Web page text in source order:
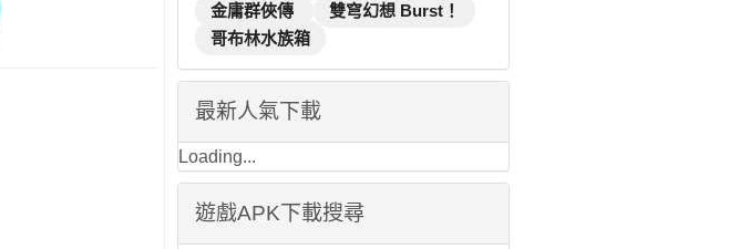
金庸群俠傳
雙穹幻想 Burst！
哥布林水族箱
最新人氣下載
Loading...
遊戲APK下載搜尋